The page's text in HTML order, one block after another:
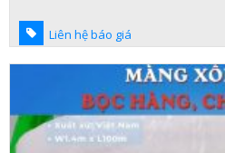
Liên hệ báo giá